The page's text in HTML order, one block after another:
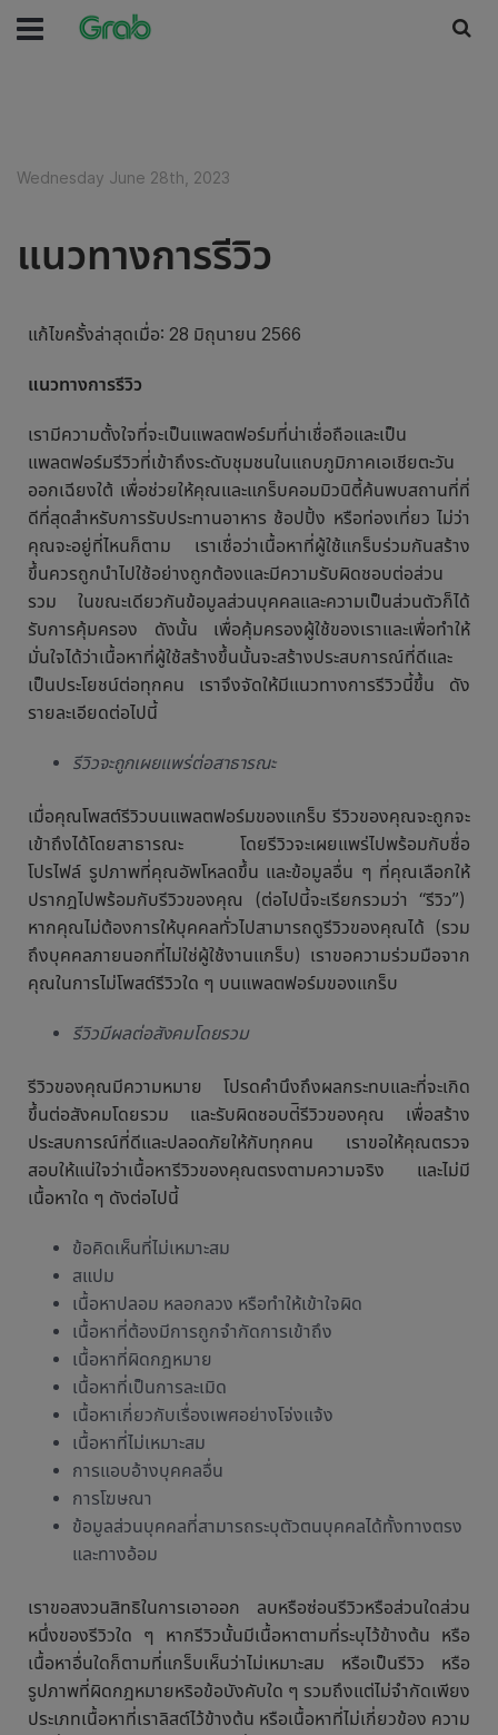
Wednesday June 28th, 2023
แนวทางการรีวิว
แก้ไขครั้งล่าสุดเมื่อ: 28 มิถุนายน 2566
แนวทางการรีวิว
เรามีความตั้งใจที่จะเป็นแพลตฟอร์มที่น่าเชื่อถือและเป็น
แพลตฟอร์มรีวิวที่เข้าถึงระดับชุมชนในแถบภูมิภาคเอเชียตะวัน
ออกเฉียงใต้ เพื่อช่วยให้คุณและแกร็บคอมมิวนิตี้ค้นพบสถานที่ที่
ดีที่สุดสำหรับการรับประทานอาหาร ช้อปปิ้ง หรือท่องเที่ยว ไม่ว่า
คุณจะอยู่ที่ไหนก็ตาม เราเชื่อว่าเนื้อหาที่ผู้ใช้แกร็บร่วมกันสร้าง
ขึ้นควรถูกนำไปใช้อย่างถูกต้องและมีความรับผิดชอบต่อส่วน
รวม ในขณะเดียวกันข้อมูลส่วนบุคคลและความเป็นส่วนตัวก็ได้
รับการคุ้มครอง ดังนั้น เพื่อคุ้มครองผู้ใช้ของเราและเพื่อทำให้
มั่นใจได้ว่าเนื้อหาที่ผู้ใช้สร้างขึ้นนั้นจะสร้างประสบการณ์ที่ดีและ
เป็นประโยชน์ต่อทุกคน เราจึงจัดให้มีแนวทางการรีวิวนี้ขึ้น ดัง
รายละเอียดต่อไปนี้
รีวิวจะถูกเผยแพร่ต่อสาธารณะ
เมื่อคุณโพสต์รีวิวบนแพลตฟอร์มของแกร็บ รีวิวของคุณจะถูกจะ
เข้าถึงได้โดยสาธารณะ โดยรีวิวจะเผยแพร่ไปพร้อมกับชื่อ
โปรไฟล์ รูปภาพที่คุณอัพโหลดขึ้น และข้อมูลอื่น ๆ ที่คุณเลือกให้
ปรากฎไปพร้อมกับรีวิวของคุณ (ต่อไปนี้จะเรียกรวมว่า “รีวิว”)
หากคุณไม่ต้องการให้บุคคลทั่วไปสามารถดูรีวิวของคุณได้ (รวม
ถึงบุคคลภายนอกที่ไม่ใช่ผู้ใช้งานแกร็บ) เราขอความร่วมมือจาก
คุณในการไม่โพสต์รีวิวใด ๆ บนแพลตฟอร์มของแกร็บ
รีวิวมีผลต่อสังคมโดยรวม
รีวิวของคุณมีความหมาย โปรดคำนึงถึงผลกระทบและที่จะเกิด
ขึ้นต่อสังคมโดยรวม และรับผิดชอบต่ิรีวิวของคุณ เพื่อสร้าง
ประสบการณ์ที่ดีและปลอดภัยให้กับทุกคน เราขอให้คุณตรวจ
สอบให้แน่ใจว่าเนื้อหารีวิวของคุณตรงตามความจริง และไม่มี
เนื้อหาใด ๆ ดังต่อไปนี้
ข้อคิดเห็นที่ไม่เหมาะสม
สแปม
เนื้อหาปลอม หลอกลวง หรือทำให้เข้าใจผิด
เนื้อหาที่ต้องมีการถูกจำกัดการเข้าถึง
เนื้อหาที่ผิดกฎหมาย
เนื้อหาที่เป็นการละเมิด
เนื้อหาเกี่ยวกับเรื่องเพศอย่างโจ่งแจ้ง
เนื้อหาที่ไม่เหมาะสม
การแอบอ้างบุคคลอื่น
การโฆษณา
ข้อมูลส่วนบุคคลที่สามารถระบุตัวตนบุคคลได้ทั้งทางตรง
และทางอ้อม
เราขอสงวนสิทธิในการเอาออก ลบหรือซ่อนรีวิวหรือส่วนใดส่วน
หนึ่งของรีวิวใด ๆ หากรีวิวนั้นมีเนื้อหาตามที่ระบุไว้ข้างต้น หรือ
เนื้อหาอื่นใดก็ตามที่แกร็บเห็นว่าไม่เหมาะสม หรือเป็นรีวิว หรือ
รูปภาพที่ผิดกฎหมายหริอข้อบังคับใด ๆ รวมถึงแต่ไม่จำกัดเพียง
ประเภทเนื้อหาที่เราลิสต์ไว้ข้างต้น หรือเนื้อหาที่ไม่เกี่ยวข้อง ความ